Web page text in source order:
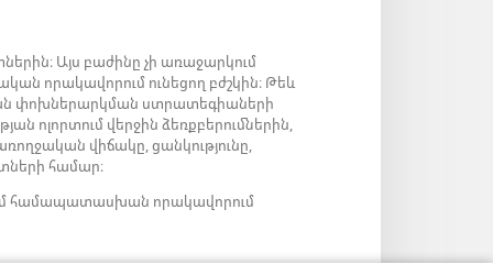
Այս բաժինը չի առաջարկում
որակավորում ունեցող բժշկին։ Թեև
փոխներարկման ստրատեգիաների
ոլորտում վերջին ձեռքբերումներին,
վիճակը, ցանկությունը,
համար։
համապատասխան որակավորում